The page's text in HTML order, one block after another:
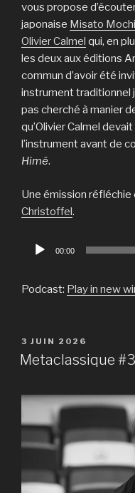
vous propose
japonaise Misato
Olivier Calmel qui, en
les deux aux éditions
commun d’avoir été
instrument traditionnel
pas cherché à manier
qu’Olivier Calmel
l’instrument avant de
Himé.
Une émission
Christoffel.
Lecteur
00:00
Podcast: Play in new
PUBLIÉ
LE
3 JUIN 2026
Metaclassique